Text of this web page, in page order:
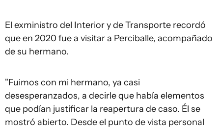
El exministro del Interior y de Transporte recordó
que en 2020 fue a visitar a Perciballe, acompañado
de su hermano.
"Fuimos con mi hermano, ya casi
desesperanzados, a decirle que había elementos
que podían justificar la reapertura de caso. Él se
mostró abierto. Desde el punto de vista personal